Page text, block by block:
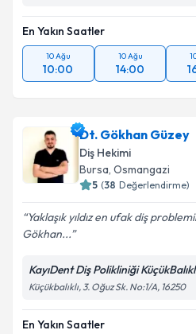
En Yakın Saatler
10 Ağu
10:00
10 Ağu
14:00
Dt. Gökhan Güzey
Diş Hekimi
Bursa, Osmangazi
5 (38 Değerlendirme)
Yaklaşık yıldız en ufak diş
Gökhan...
KayıDent Diş Polikliniği
Küçükbalıklı, 3. Oğuz Sk. No:1/A, 16250
En Yakın Saatler